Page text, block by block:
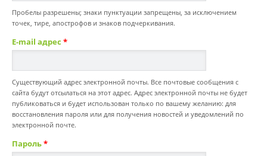
Пробелы разрешены; знаки пунктуации запрещены, за исключением
точек, тире, апострофов и знаков подчеркивания.
E-mail адрес *
Существующий адрес электронной почты. Все почтовые сообщения с
сайта будут отсылаться на этот адрес. Адрес электронной почты не будет
публиковаться и будет использован только по вашему желанию: для
восстановления пароля или для получения новостей и уведомлений по
электронной почте.
Пароль*